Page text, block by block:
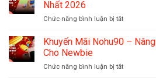
Chóng,
Toàn
Nhanh
An
Trong
Nhất 2026
Chức năng bình luận bị tắtở
App
Trải
Khuyến Mãi Nohu90 –
Cho Newbie
Chức năng bình luận bị tắtở